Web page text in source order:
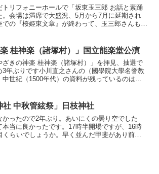
トリフォニーホールで「坂東玉三郎 お話と素踊
。会場は満席で大盛況、5月から7月に延期され
での『桜姫東文章』が終わって、玉三郎さんもワ
楽 桂神楽（諸塚村）」国立能楽堂公演
ざきの神楽 桂神楽（諸塚村）」を拝見、抽選で
3年ぶりです小川直之さんの（國學院大學名誉教
世紀（1500年代）の資料が残っているのは非
社 中秋管絃祭」日枝神社
ったので2年ぶり。あいにくの曇り空でした
当に良かったです。17時半開場ですが、16時
らいでしょうか。早く並んだ甲斐があり前の